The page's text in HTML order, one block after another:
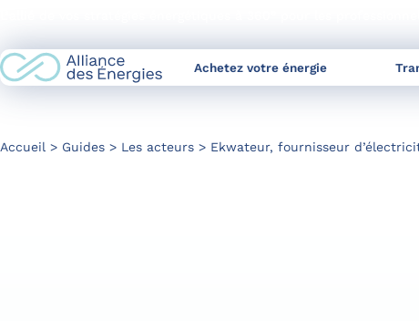
Content
Achetez votre énergie
Accueil Guides Les acteurs Ekwateur, fournisseur